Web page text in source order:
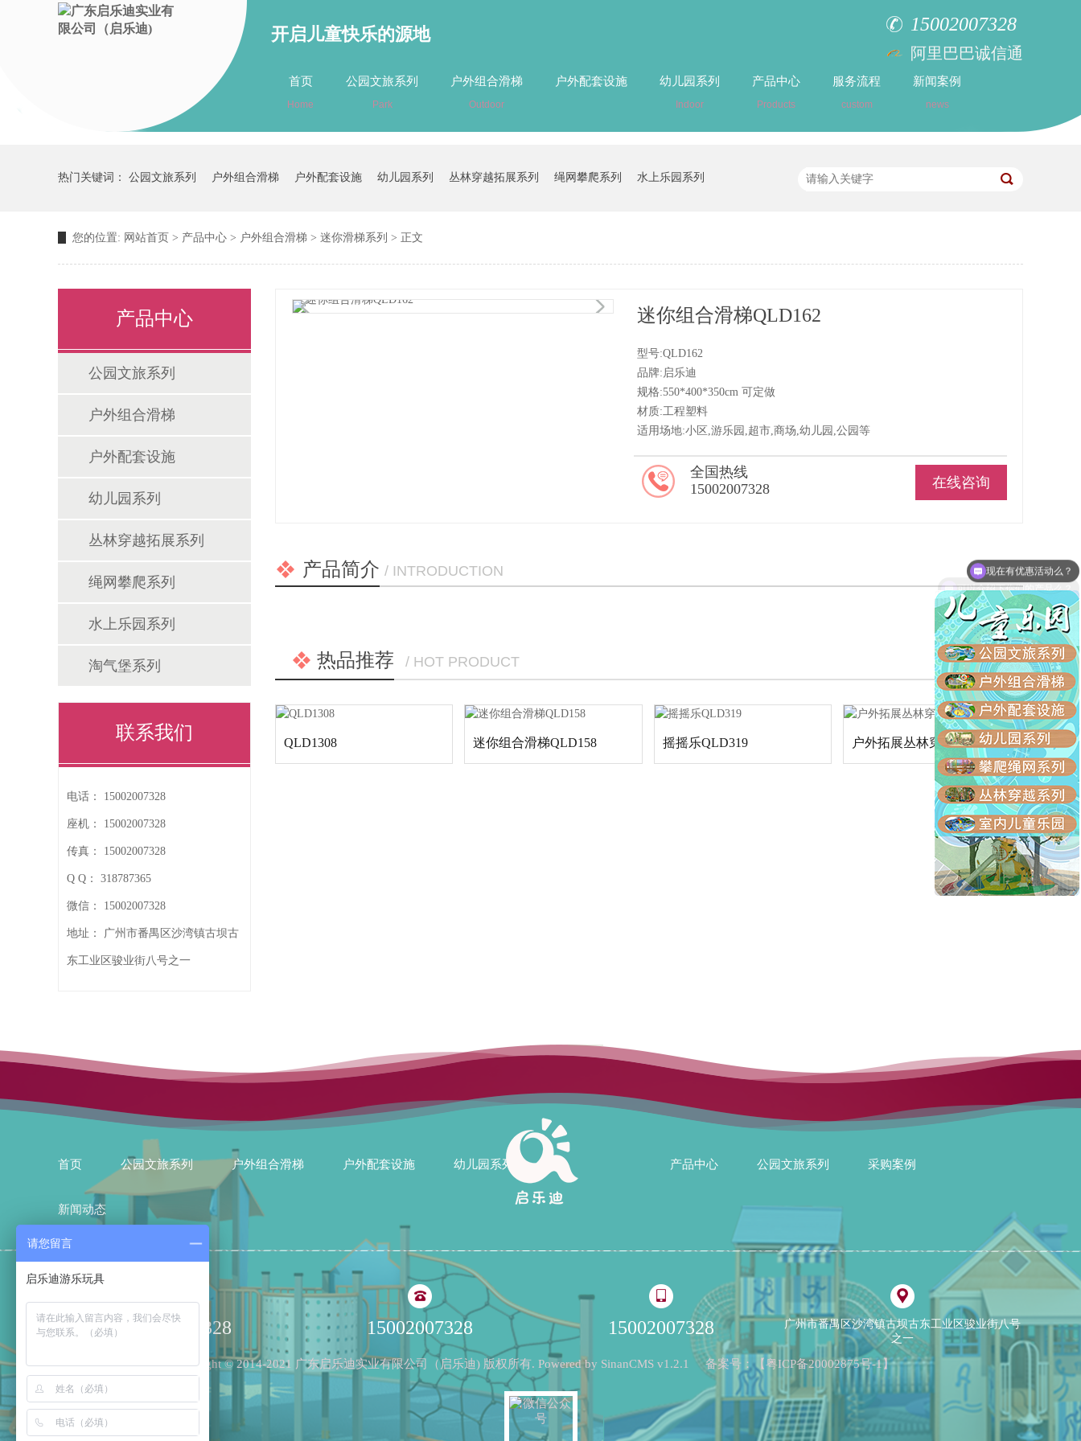
开启儿童快乐的源地 15002007328
阿里巴巴诚信通
首页
Home
公园文旅系列
Park
户外组合滑梯
Outdoor
户外配套设施 幼儿园系列
Indoor
产品中心
Products
服务流程
custom
新闻案例
news
热门关键词： 公园文旅系列 户外组合滑梯 户外配套设施 幼儿园系列 丛林穿越拓展系列 绳网攀爬系列 水上乐园系列
您的位置: 网站首页 > 产品中心 > 户外组合滑梯 > 迷你滑梯系列 > 正文
产品中心
公园文旅系列
户外组合滑梯
户外配套设施
幼儿园系列
丛林穿越拓展系列
绳网攀爬系列
水上乐园系列
淘气堡系列
联系我们
电话： 15002007328
座机： 15002007328
传真： 15002007328
Q Q： 318787365
微信： 15002007328
地址： 广州市番禺区沙湾镇古坝古
东工业区骏业街八号之一
迷你组合滑梯QLD162
型号:QLD162
品牌:启乐迪
规格:550*400*350cm 可定做
材质:工程塑料
适用场地:小区,游乐园,超市,商场,幼儿园,公园等
在线咨询
全国热线
15002007328
产品简介 / INTRODUCTION
热品推荐 / HOT PRODUCT
QLD1308 迷你组合滑梯QLD158 摇摇乐QLD319 户外拓展丛林穿越
首页 公园文旅系列 户外组合滑梯 户外配套设施 幼儿园系列 产品中心 公园文旅系列 采购案例
新闻动态
15002007328 15002007328 15002007328
广州市番禺区沙湾镇古坝古东工业区骏业街八号
之一
Copyright © 2014-2021 广东启乐迪实业有限公司（启乐迪) 版权所有. Powered by SinanCMS v1.2.1 备案号：【粤ICP备20002875号-1】
可以介绍下你们的产品么？
请您留言